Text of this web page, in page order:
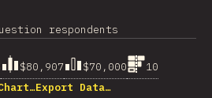
respondents
$80,907 $70,000
10
Export Data…